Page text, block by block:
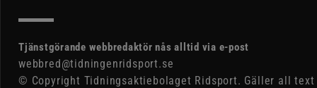
Tjänstgörande webbredaktör nås alltid via e-post
webbred@tidningenridsport.se
© Copyright Tidningsaktiebolaget Ridsport. Gäller all text